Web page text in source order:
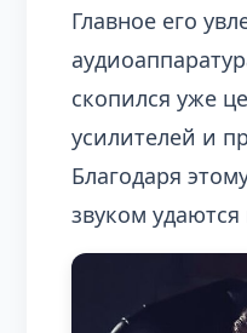
Главное его
скопился уже
усилителей и
Благодаря
звуком удаются